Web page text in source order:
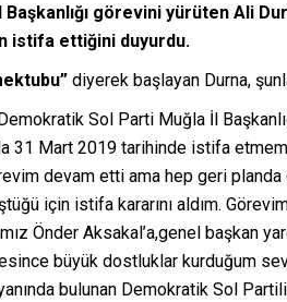
Başkanlığı görevini yürüten Ali
istifa ettiğini duyurdu.
diyerek başlayan Durna,
Sol Parti Muğla İl
31 Mart 2019 tarihinde istifa
devam etti ama hep geri
için istifa kararını aldım.
Önder Aksakal’a,genel başkan
büyük dostluklar kurduğum
bulunan Demokratik Sol